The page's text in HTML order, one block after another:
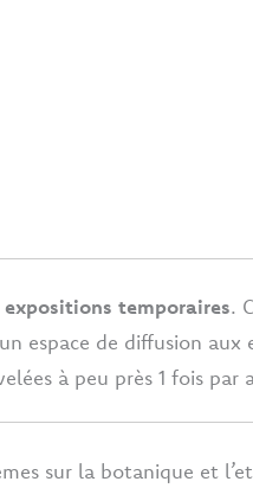
expositions temporaires.
espace de diffusion aux
à peu près 1 fois par
sur la botanique et